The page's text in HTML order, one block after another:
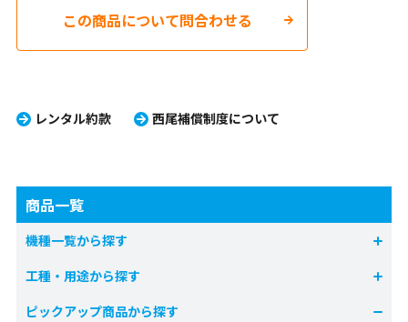
この商品について問合わせる
レンタル約款 西尾補償制度について
商品一覧
機種一覧から探す
工種・用途から探す
ピックアップ商品から探す